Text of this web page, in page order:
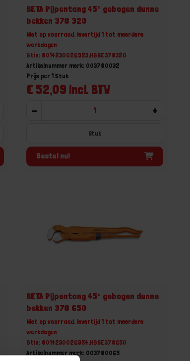
BETA Pijpentang 45° gebogen dunne
bekken 378 320
Niet op voorraad, levertijd 1 tot meerdere
werkdagen
Gtin: 8014230026923,HGBE378320
Artikelnummer merk: 003780032
€ 52,09 incl. BTW
Prijs per 1 Stuk
- +
Stuk
Bestel nu!
BETA Pijpentang 45° gebogen dunne
bekken 378 650
Niet op voorraad, levertijd 1 tot meerdere
werkdagen
Gtin: 8014230026954,HGBE378650
Artikelnummer merk: 003780065